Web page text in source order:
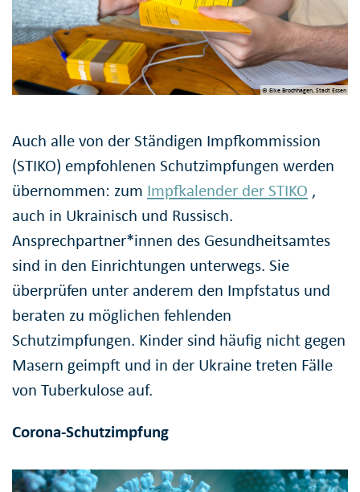
© Elke Brochhagen, Stadt Essen
Auch alle von der Ständigen Impfkommission
(STIKO) empfohlenen Schutzimpfungen werden
übernommen: zum Impfkalender der STIKO ,
auch in Ukrainisch und Russisch.
Ansprechpartner*innen des Gesundheitsamtes
sind in den Einrichtungen unterwegs. Sie
überprüfen unter anderem den Impfstatus und
beraten zu möglichen fehlenden
Schutzimpfungen. Kinder sind häufig nicht gegen
Masern geimpft und in der Ukraine treten Fälle
von Tuberkulose auf.
Corona-Schutzimpfung